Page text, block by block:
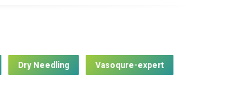
Dry Needling Vasoqure-expert